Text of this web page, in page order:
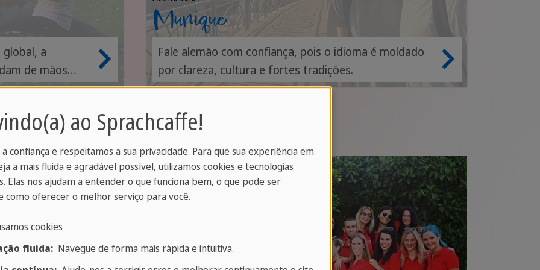
a
de mãos
Munique
Fale alemão com confiança, pois o idioma é moldado
por clareza, cultura e fortes tradições.
você
os alunos
contato confiáveis
Antes da partida,
sobre a viagem
ao Sprachcaffe!
confiança e respeitamos a sua privacidade. Para que sua experiência em
a mais fluida e agradável possível, utilizamos cookies e tecnologias
Elas nos ajudam a entender o que funciona bem, o que pode ser
como oferecer o melhor serviço para você.
cookies
fluida:Navegue de forma mais rápida e intuitiva.